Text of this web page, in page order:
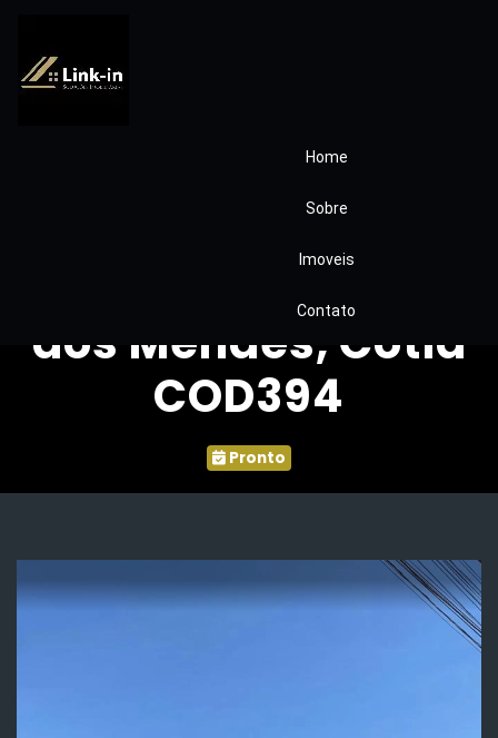
Home
Sobre
Imoveis
Contato
Casa com Ponto
Comercial de
Esquina – Bairro
dos Mendes, Cotia
COD394
Pronto